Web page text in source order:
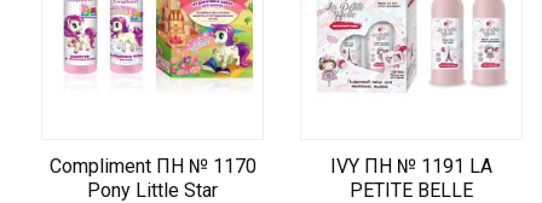
Compliment ПН № 1170
Pony Little Star
IVY ПН № 1191 LA
PETITE BELLE